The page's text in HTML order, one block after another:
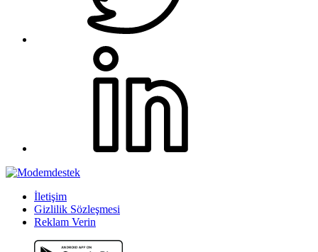
İletişim
Gizlilik Sözleşmesi
Reklam Verin